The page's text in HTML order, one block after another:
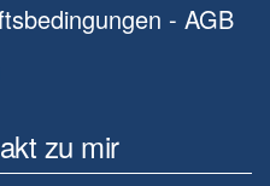
- AGB
zu mir